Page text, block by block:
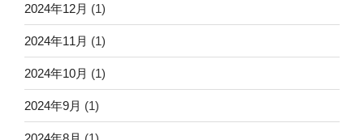
2024年12月 (1)
2024年11月 (1)
2024年10月 (1)
2024年9月 (1)